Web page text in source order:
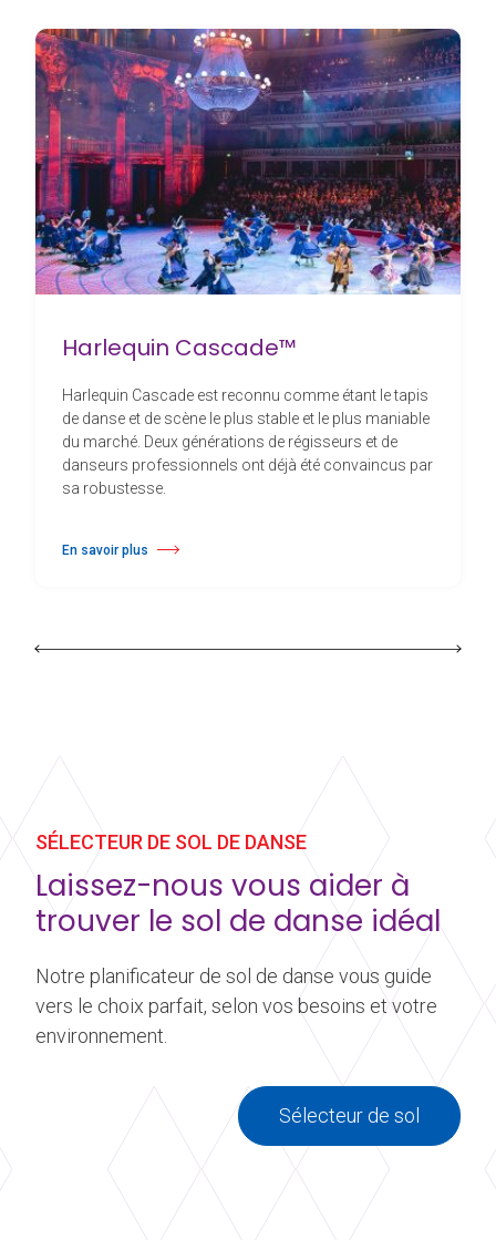
Harlequin Cascade™
Harlequin Cascade est reconnu comme étant le tapis
de danse et de scène le plus stable et le plus maniable
du marché. Deux générations de régisseurs et de
danseurs professionnels ont déjà été convaincus par
sa robustesse.
En savoir plus
à propos Harlequin Cascade™
SÉLECTEUR DE SOL DE DANSE
Laissez-nous vous aider à
trouver le sol de danse idéal
Notre planificateur de sol de danse vous guide
vers le choix parfait, selon vos besoins et votre
environnement.
Sélecteur de sol